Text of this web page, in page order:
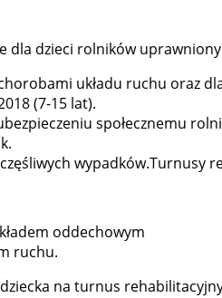
dzieci rolników
układu ruchu oraz
(7-15 lat).
społecznemu
wypadków.Turnusy
oddechowym
ruchu.
na turnus